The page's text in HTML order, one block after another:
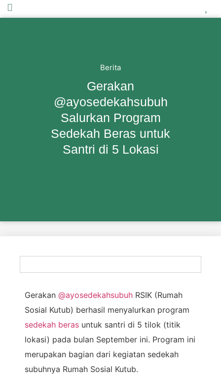
Berita
Gerakan
@ayosedekahsubuh
Salurkan Program
Sedekah Beras untuk
Santri di 5 Lokasi
Gerakan @ayosedekahsubuh RSIK (Rumah
Sosial Kutub) berhasil menyalurkan program
sedekah beras untuk santri di 5 tilok (titik
lokasi) pada bulan September ini. Program ini
merupakan bagian dari kegiatan sedekah
subuhnya Rumah Sosial Kutub.